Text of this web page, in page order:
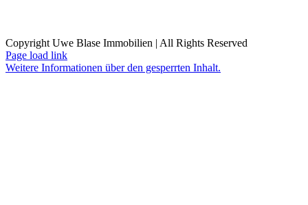
Copyright Uwe Blase Immobilien | All Rights Reserved
Page load link
Weitere Informationen über den gesperrten Inhalt.